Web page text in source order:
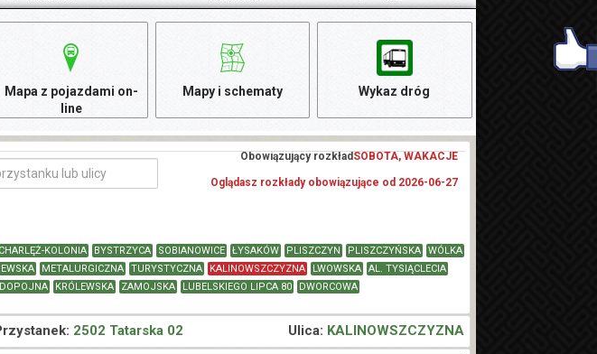
Mapa z pojazdami on-
line
Mapy i schematy Wykaz dróg
Obowiązujący rozkład SOBOTA, WAKACJE
Oglądasz rozkłady obowiązujące od 2026-06-27
CHARLĘŻ-KOLONIA BYSTRZYCA SOBIANOWICE ŁYSAKÓW PLISZCZYN PLISZCZYŃSKA
WÓLKA
METALURGICZNA TURYSTYCZNA KALINOWSZCZYZNA LWOWSKA
AL. TYSIĄCLECIA
KRÓLEWSKA ZAMOJSKA LUBELSKIEGO LIPCA 80 DWORCOWA
2502 Tatarska 02 Ulica: KALINOWSZCZYZNA